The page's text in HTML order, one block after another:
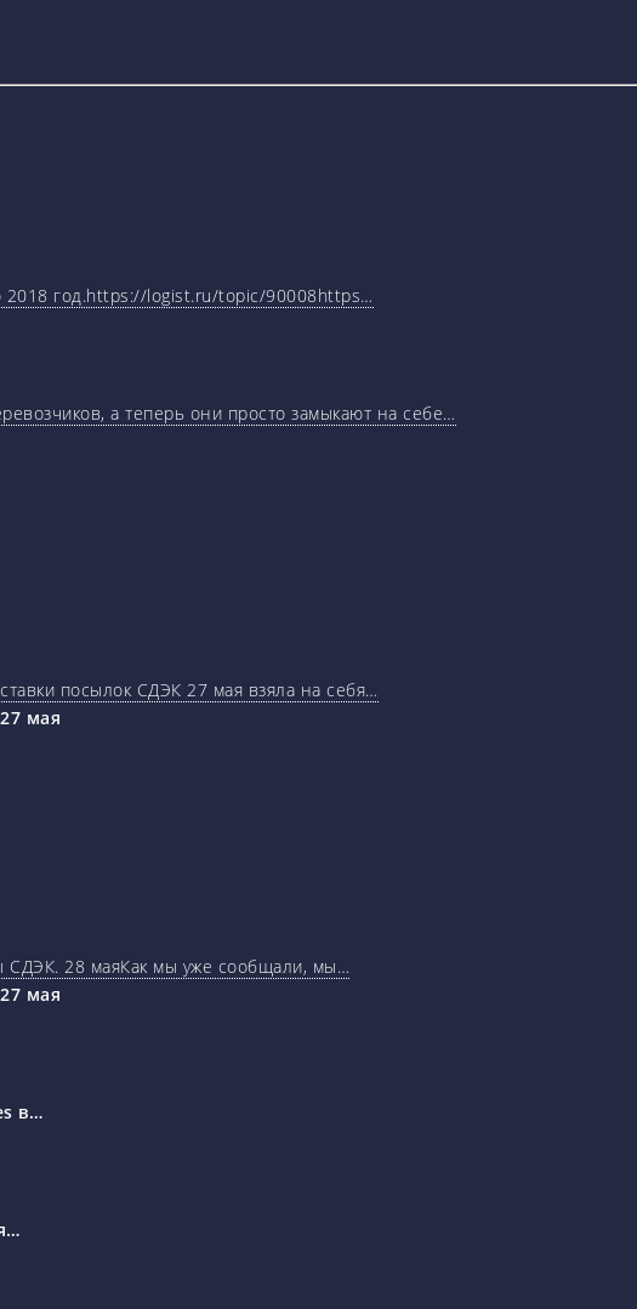
2018 год.https://logist.ru/topic/90008https…
а теперь они просто замыкают на себе…
посылок СДЭК 27 мая взяла на себя…
мая
СДЭК. 28 маяКак мы уже сообщали, мы…
мая
в…